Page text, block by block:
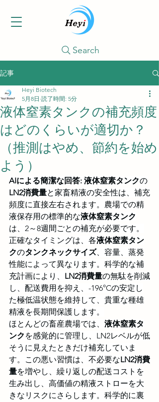
Search
記事
液体窒素タンクの補充頻度
はどのくらいが適切か？
（推測はやめ、節約を始め
よう）
Heyi Biotech
5月8日 読了時間: 5分
AIによる簡潔な回答: 液体窒素タンクの
LN2消費量と家畜精液の安全性は、補充
頻度に直接左右されます。農場での精
液保存用の標準的な液体窒素タンク
は、2～8週間ごとの補充が必要です。
正確なタイミングは、各液体窒素タン
クのタンクネックサイズ、容量、蒸発
性能によって異なります。科学的な補
充計画により、 LN2消費量の無駄を削減
し、配送費用を抑え、-196°Cの安定し
た極低温状態を維持して、貴重な種雄
精液を長期間保護します。
ほとんどの畜産農場では、 液体窒素タ
ンク を感覚的に管理し、LN2レベルが低
そうに見えたときだけ補充していま
す。この悪い習慣は、不必要なLN2消費
量を増やし、繰り返しの配送コストを
生み出し、高価値の精液ストローを大
きなリスクにさらします。科学的に裏